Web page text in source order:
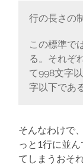
行の長さの
この標準で
る。それぞ
て998文字
字以下であ
そんなわけで
っと1行に並
てしまうおそ